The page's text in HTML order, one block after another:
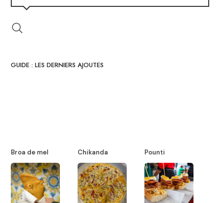
GUIDE : LES DERNIERS AJOUTES
Broa de mel Chikanda Pounti